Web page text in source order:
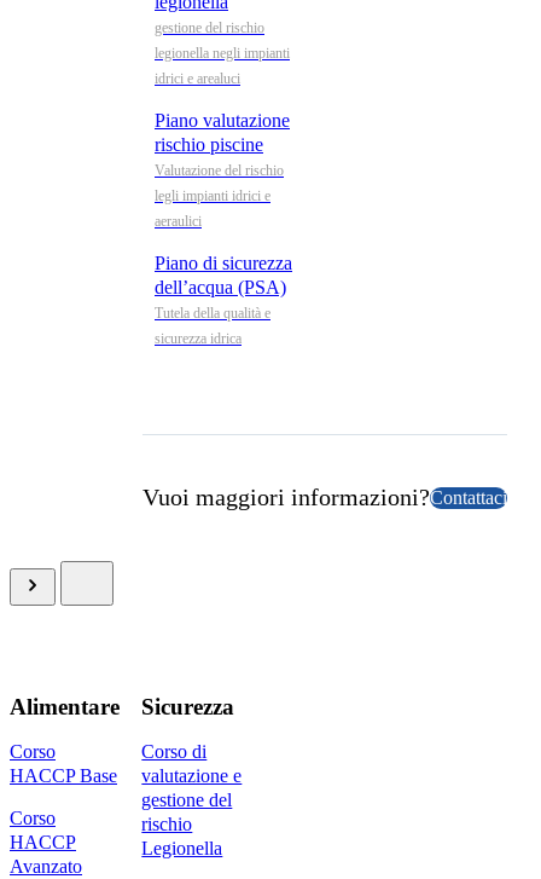
gestione del rischio
legionella negli impianti
idrici e arealuci
Piano valutazione
rischio piscine
Valutazione del rischio
legli impianti idrici e
aeraulici
Piano di sicurezza
dell’acqua (PSA)
Tutela della qualità e
sicurezza idrica
Vuoi maggiori informazioni?Contattaci
Alimentare
Corso
HACCP Base
Corso
HACCP
Avanzato
Sicurezza
Corso di
valutazione e
gestione del
rischio
Legionella